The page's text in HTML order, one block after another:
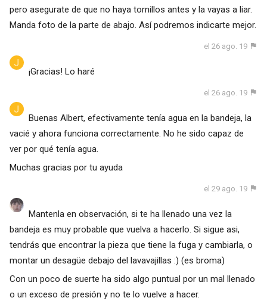
pero asegurate de que no haya tornillos antes y la vayas a liar.
Manda foto de la parte de abajo. Así podremos indicarte mejor.
el 26 ago. 19
¡Gracias! Lo haré
el 26 ago. 19
Buenas Albert, efectivamente tenía agua en la bandeja, la
vacié y ahora funciona correctamente. No he sido capaz de
ver por qué tenía agua.
Muchas gracias por tu ayuda
el 29 ago. 19
Mantenla en observación, si te ha llenado una vez la
bandeja es muy probable que vuelva a hacerlo. Si sigue asi,
tendrás que encontrar la pieza que tiene la fuga y cambiarla, o
montar un desagüe debajo del lavavajillas :) (es broma)
Con un poco de suerte ha sido algo puntual por un mal llenado
o un exceso de presión y no te lo vuelve a hacer.